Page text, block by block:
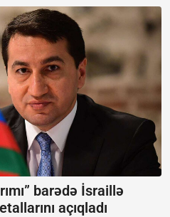
barədə İsraillə
açıqladı